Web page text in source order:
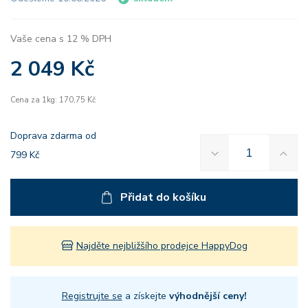
Vaše cena s 12 % DPH
2 049 Kč
Cena za 1kg: 170,75 Kč
Doprava zdarma od
799 Kč
Přidat do košíku
Najděte nejbližšího prodejce HappyDog
Registrujte se a získejte výhodnější ceny!